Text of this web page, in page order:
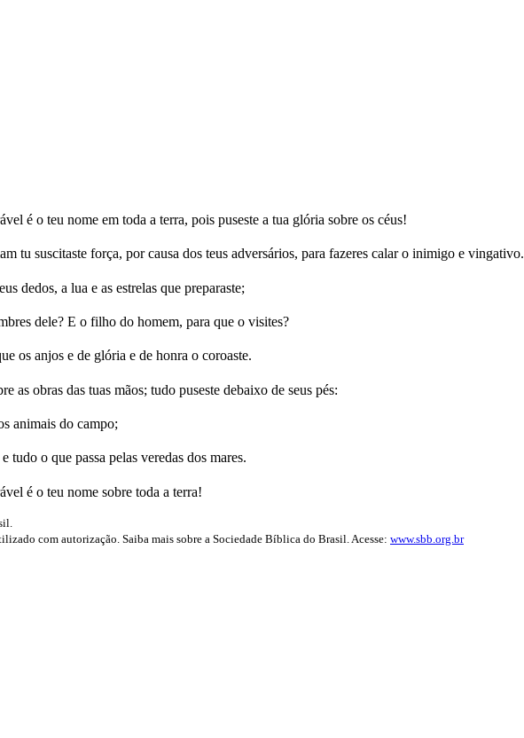
é o teu nome em toda a terra, pois puseste a tua glória sobre os céus!
tu suscitaste força, por causa dos teus adversários, para fazeres calar o inimigo e vingativo.
dedos, a lua e as estrelas que preparaste;
dele? E o filho do homem, para que o visites?
os anjos e de glória e de honra o coroaste.
as obras das tuas mãos; tudo puseste debaixo de seus pés:
animais do campo;
tudo o que passa pelas veredas dos mares.
é o teu nome sobre toda a terra!
com autorização. Saiba mais sobre a Sociedade Bíblica do Brasil. Acesse: www.sbb.org.br